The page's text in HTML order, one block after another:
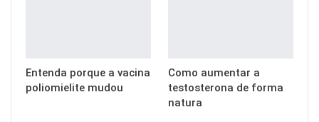
Entenda porque a vacina
poliomielite mudou
Como aumentar a
testosterona de forma
natura